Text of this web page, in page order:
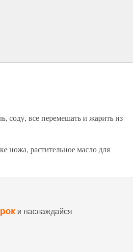
соду, все перемешать и жарить из
ножа, растительное масло для
и наслаждайся